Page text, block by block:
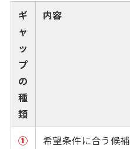
ギ
ャ
ッ
プ
の
種
類
内容
①
希望条件に合う候補